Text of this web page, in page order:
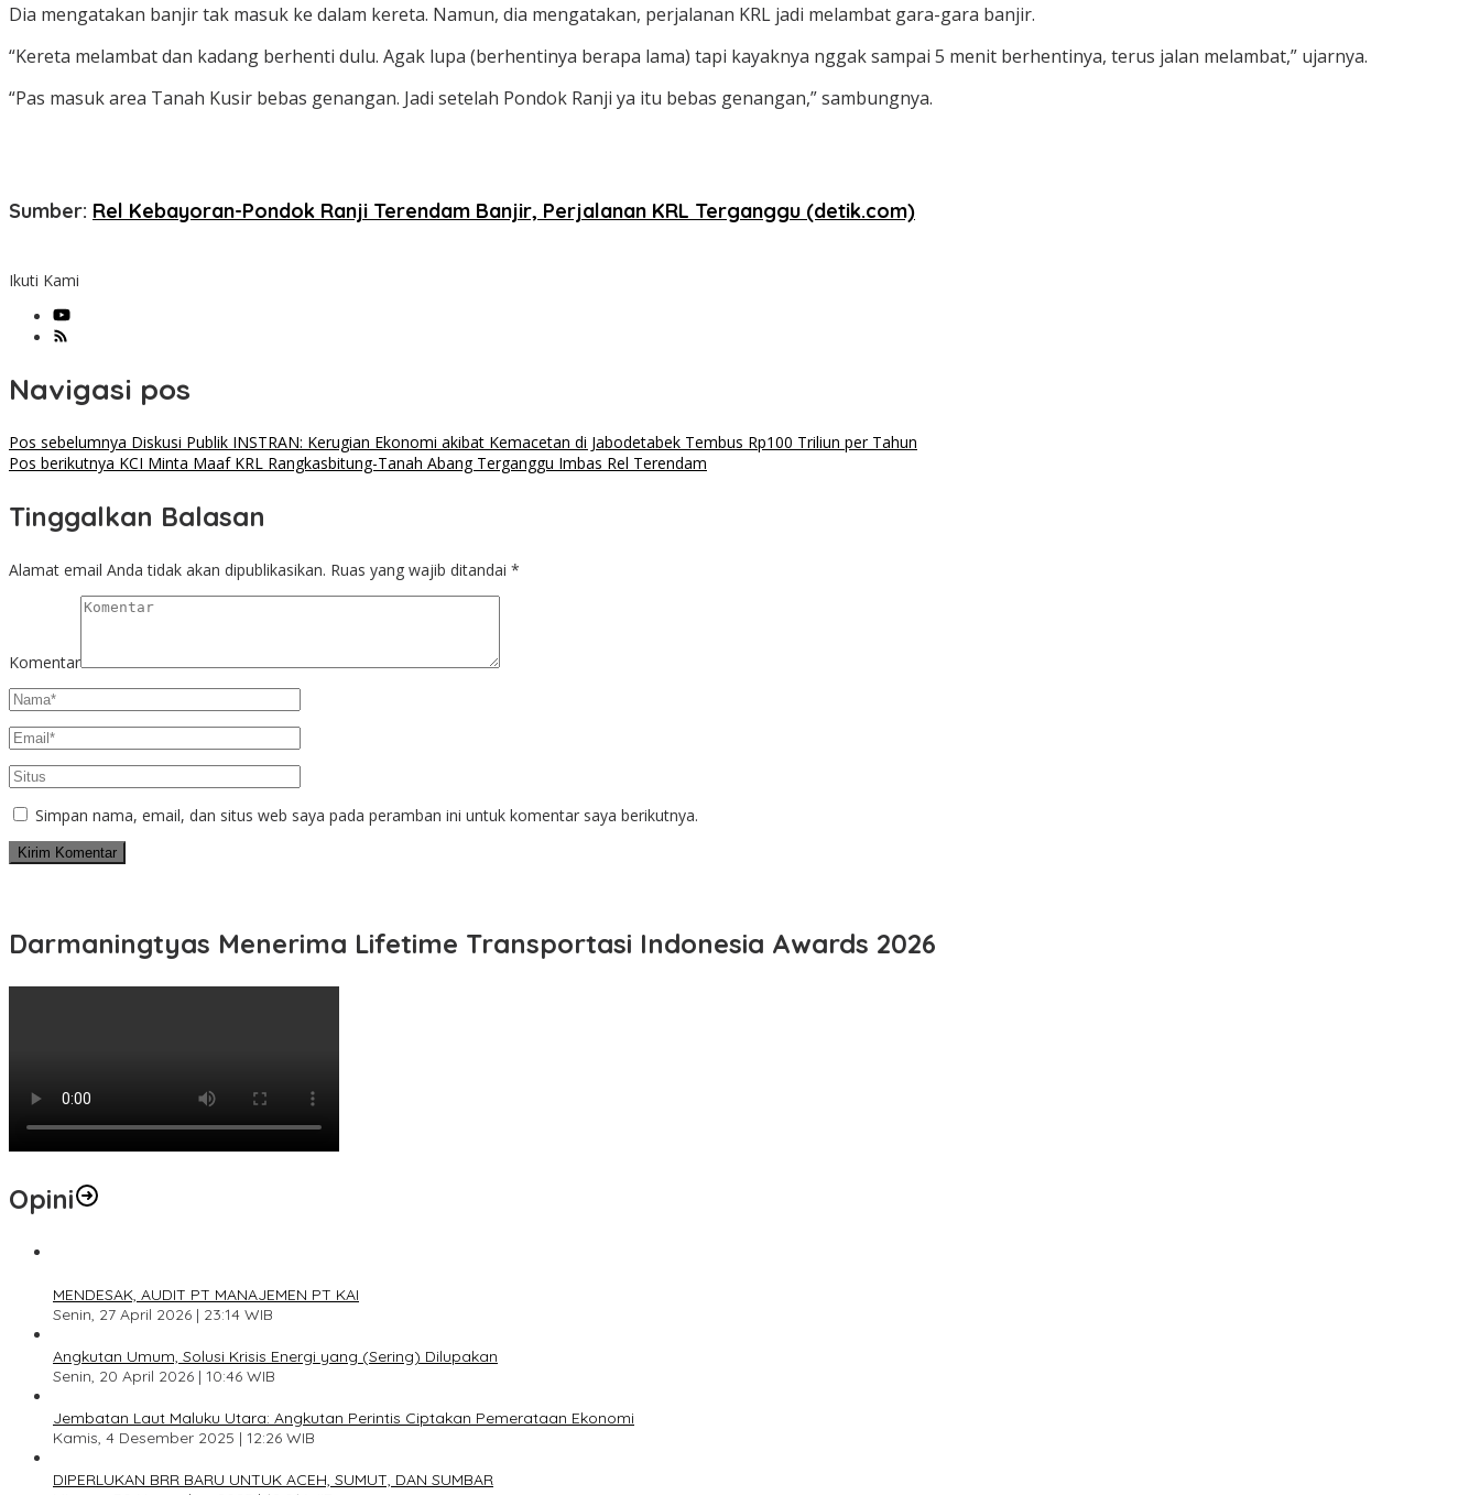
Dia mengatakan banjir tak masuk ke dalam kereta. Namun, dia mengatakan, perjalanan KRL jadi melambat gara-gara banjir.
“Kereta melambat dan kadang berhenti dulu. Agak lupa (berhentinya berapa lama) tapi kayaknya nggak sampai 5 menit berhentinya, terus jalan melambat,” ujarnya.
“Pas masuk area Tanah Kusir bebas genangan. Jadi setelah Pondok Ranji ya itu bebas genangan,” sambungnya.
Sumber: Rel Kebayoran-Pondok Ranji Terendam Banjir, Perjalanan KRL Terganggu (detik.com)
Ikuti Kami
Navigasi pos
Pos sebelumnya Diskusi Publik INSTRAN: Kerugian Ekonomi akibat Kemacetan di Jabodetabek Tembus Rp100 Triliun per Tahun
Pos berikutnya KCI Minta Maaf KRL Rangkasbitung-Tanah Abang Terganggu Imbas Rel Terendam
Tinggalkan Balasan
Alamat email Anda tidak akan dipublikasikan. Ruas yang wajib ditandai *
Komentar
Simpan nama, email, dan situs web saya pada peramban ini untuk komentar saya berikutnya.
Darmaningtyas Menerima Lifetime Transportasi Indonesia Awards 2026
Opini
MENDESAK, AUDIT PT MANAJEMEN PT KAI
Senin, 27 April 2026 | 23:14 WIB
Angkutan Umum, Solusi Krisis Energi yang (Sering) Dilupakan
Senin, 20 April 2026 | 10:46 WIB
Jembatan Laut Maluku Utara: Angkutan Perintis Ciptakan Pemerataan Ekonomi
Kamis, 4 Desember 2025 | 12:26 WIB
DIPERLUKAN BRR BARU UNTUK ACEH, SUMUT, DAN SUMBAR